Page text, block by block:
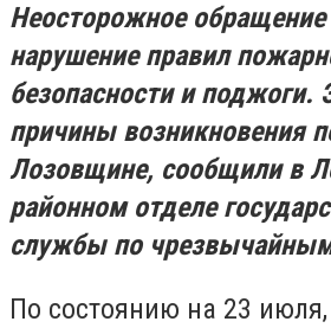
Неосторожное обращение
нарушение правил
безопасности и поджоги.
причины возникновения
Лозовщине, сообщили в
районном отделе
службы по
По состоянию на 23